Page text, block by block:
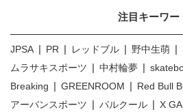
注目キーワー
JPSA PR レッドブル 野中生萌
ムラサキスポーツ
中村輪夢
Breaking
GREENROOM
Red Bull
アーバンスポーツ
パルクール X